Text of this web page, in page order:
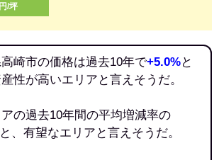
/坪
高崎市の価格は過去10年で+5.0%と
性が高いエリアと言えそうだ。
の過去10年間の平均増減率の
、有望なエリアと言えそうだ。